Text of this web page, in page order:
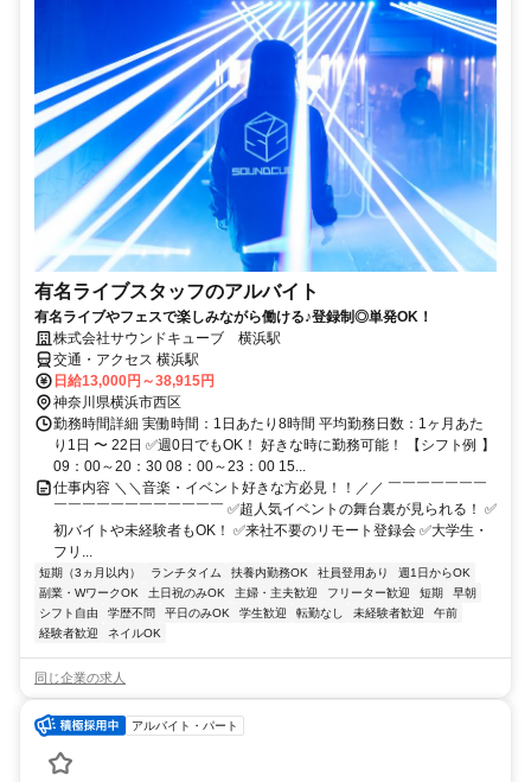
有名ライブスタッフのアルバイト
有名ライブやフェスで楽しみながら働ける♪登録制◎単発OK！
株式会社サウンドキューブ 横浜駅
交通・アクセス 横浜駅
日給13,000円～38,915円
神奈川県横浜市西区
勤務時間詳細 実働時間：1日あたり8時間 平均勤務日数：1ヶ月あた
り1日 〜 22日 ✅週0日でもOK！ 好きな時に勤務可能！ 【シフト例 】
09：00～20：30 08：00～23：00 15...
仕事内容 ＼＼音楽・イベント好きな方必見！！／／ ￣￣￣￣￣￣￣
￣￣￣￣￣￣￣￣￣￣￣￣ ✅超人気イベントの舞台裏が見られる！ ✅
初バイトや未経験者もOK！ ✅来社不要のリモート登録会 ✅大学生・
フリ...
短期（3ヵ月以内） ランチタイム 扶養内勤務OK 社員登用あり
週1日からOK
副業・WワークOK
土日祝のみOK 主婦・主夫歓迎 フリーター歓迎 短期
早朝
シフト自由
学歴不問 平日のみOK 学生歓迎 転勤なし 未経験者歓迎
午前
経験者歓迎
ネイルOK
同じ企業の求人
アルバイト・パート